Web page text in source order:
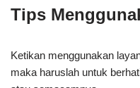
Tips
Ketikan menggunakan
maka haruslah untuk